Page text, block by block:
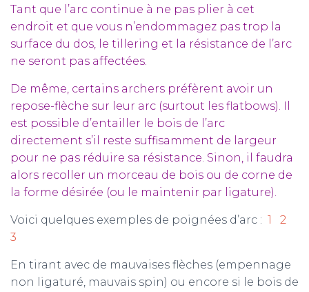
Tant que l’arc continue à ne pas plier à cet
endroit et que vous n’endommagez pas trop la
surface du dos, le tillering et la résistance de l’arc
ne seront pas affectées.
De même, certains archers préfèrent avoir un
repose-flèche sur leur arc (surtout les flatbows). Il
est possible d’entailler le bois de l’arc
directement s’il reste suffisamment de largeur
pour ne pas réduire sa résistance. Sinon, il faudra
alors recoller un morceau de bois ou de corne de
la forme désirée (ou le maintenir par ligature).
Voici quelques exemples de poignées d’arc : 1
2
3
En tirant avec de mauvaises flèches (empennage
non ligaturé, mauvais spin) ou encore si le bois de